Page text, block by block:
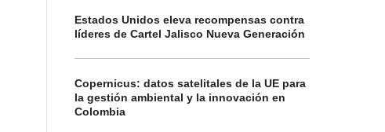
Estados Unidos eleva recompensas contra
líderes de Cartel Jalisco Nueva Generación
Copernicus: datos satelitales de la UE para
la gestión ambiental y la innovación en
Colombia